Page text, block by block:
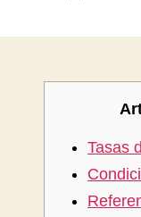
Tasas